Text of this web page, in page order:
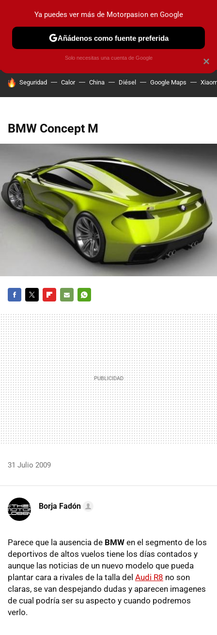
PRUEBAS COCHES ELÉCTRICOS OBSERVATORIO
HOY SE HABLA DE
Seguridad Calor China Diésel Google Maps
BMW Concept M
MAIL
31 Julio 2009
Borja Fadón
Parece que la ausencia de BMW en el segmento de los
deportivos de altos vuelos tiene los días contados y
aunque las noticias de un nuevo modelo que pueda
plantar cara a rivales de la talla del Audi R8 no son
claras, se van despejando dudas y aparecen imagenes
de cual podría ser su aspecto y cuando podremos
verlo.
×
Ya puedes ver más de Motorpasion en Google
Añádenos como fuente preferida
Solo necesitas una cuenta de Google